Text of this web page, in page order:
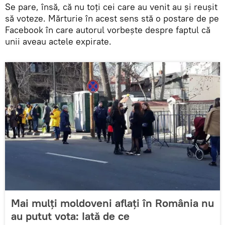
Se pare, însă, că nu toți cei care au venit au și reușit
să voteze. Mărturie în acest sens stă o postare de pe
Facebook în care autorul vorbește despre faptul că
unii aveau actele expirate.
Mai mulți moldoveni aflați în România nu
au putut vota: Iată de ce